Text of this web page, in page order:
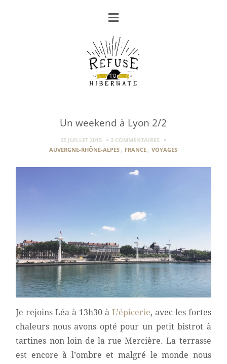
Un weekend à Lyon 2/2
25 JUILLET 2015
3 COMMENTAIRES
AUVERGNE-RHÔNE-ALPES
FRANCE VOYAGES
Je rejoins Léa à 13h30 à L’épicerie, avec les fortes
chaleurs nous avons opté pour un petit bistrot à
tartines non loin de la rue Mercière. La terrasse
est encore à l’ombre et malgré le monde nous